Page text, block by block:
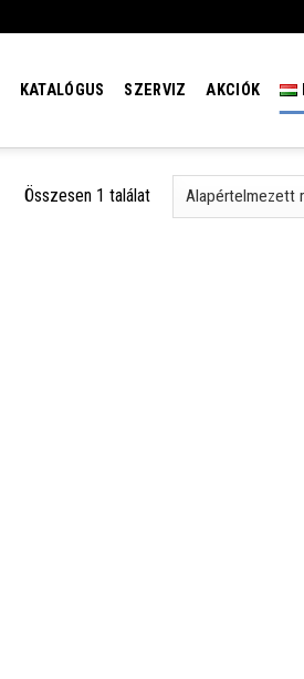
KATALÓGUS SZERVIZ AKCIÓK
Összesen 1 találat